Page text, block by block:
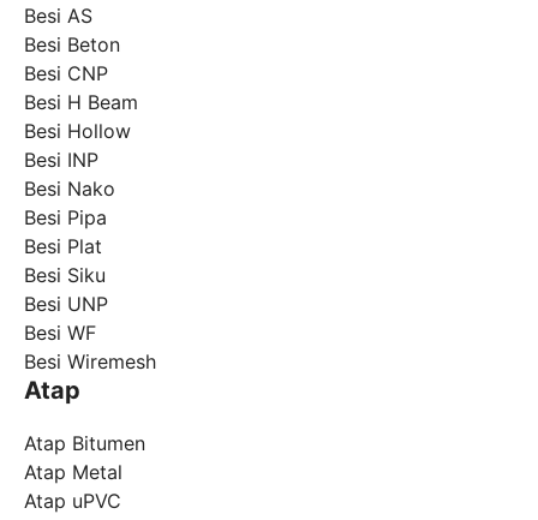
Besi AS
Besi Beton
Besi CNP
Besi H Beam
Besi Hollow
Besi INP
Besi Nako
Besi Pipa
Besi Plat
Besi Siku
Besi UNP
Besi WF
Besi Wiremesh
Atap
Atap Bitumen
Atap Metal
Atap uPVC